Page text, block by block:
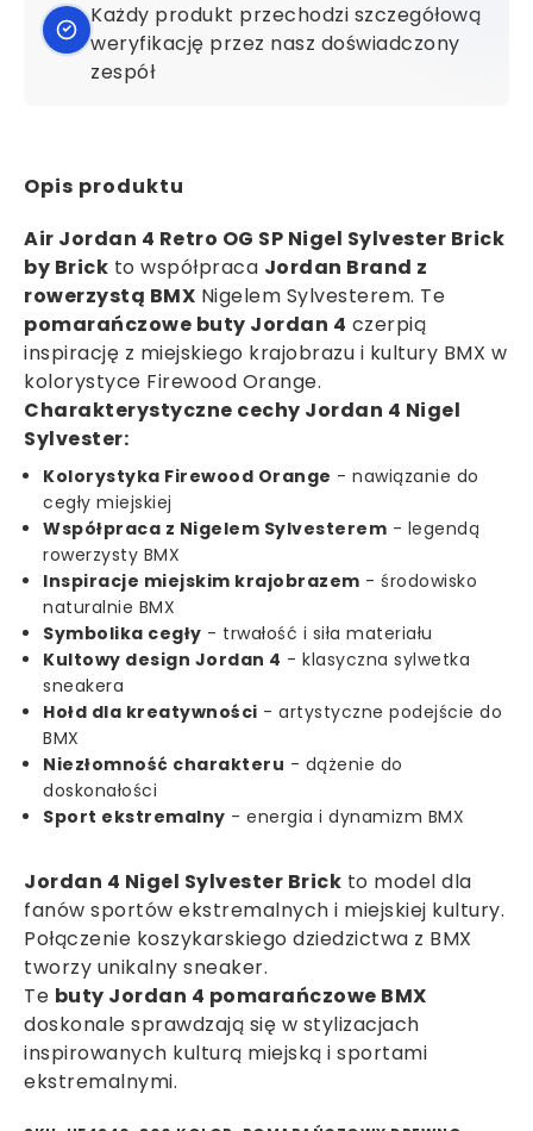
Każdy produkt przechodzi szczegółową
weryfikację przez nasz doświadczony
zespół
Opis produktu
Air Jordan 4 Retro OG SP Nigel Sylvester Brick
by Brick to współpraca Jordan Brand z
rowerzystą BMX Nigelem Sylvesterem. Te
pomarańczowe buty Jordan 4 czerpią
inspirację z miejskiego krajobrazu i kultury BMX w
kolorystyce Firewood Orange.
Charakterystyczne cechy Jordan 4 Nigel
Sylvester:
Kolorystyka Firewood Orange - nawiązanie do
cegły miejskiej
Współpraca z Nigelem Sylvesterem - legendą
rowerzysty BMX
Inspiracje miejskim krajobrazem - środowisko
naturalnie BMX
Symbolika cegły - trwałość i siła materiału
Kultowy design Jordan 4 - klasyczna sylwetka
sneakera
Hołd dla kreatywności - artystyczne podejście do
BMX
Niezłomność charakteru - dążenie do
doskonałości
Sport ekstremalny - energia i dynamizm BMX
Jordan 4 Nigel Sylvester Brick to model dla
fanów sportów ekstremalnych i miejskiej kultury.
Połączenie koszykarskiego dziedzictwa z BMX
tworzy unikalny sneaker.
Te buty Jordan 4 pomarańczowe BMX
doskonale sprawdzają się w stylizacjach
inspirowanych kulturą miejską i sportami
ekstremalnymi.